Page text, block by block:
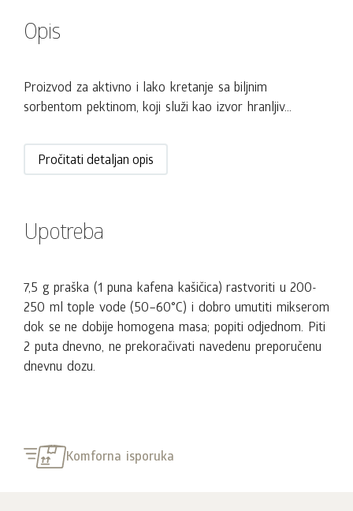
Opis
Proizvod za aktivno i lako kretanje sa biljnim
sorbentom pektinom, koji služi kao izvor hranljiv...
Pročitati detaljan opis
Upotreba
7,5 g praška (1 puna kafena kašičica) rastvoriti u 200-
250 ml tople vode (50–60°С) i dobro umutiti mikserom
dok se ne dobije homogena masa; popiti odjednom. Piti
2 puta dnevno, ne prekoračivati navedenu preporučenu
dnevnu dozu.
Komforna isporuka